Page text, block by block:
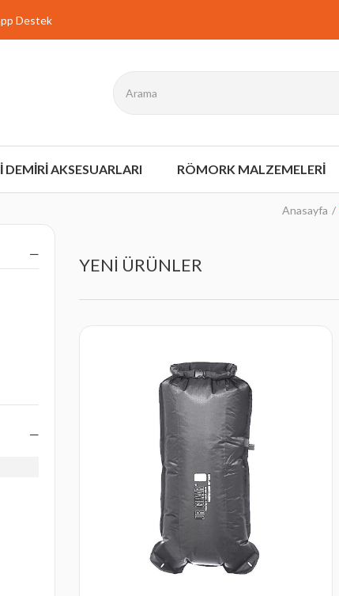
Destek
DEMİRİ AKSESUARLARI RÖMORK MALZEMELERİ
Anasayfa
YENİ ÜRÜNLER